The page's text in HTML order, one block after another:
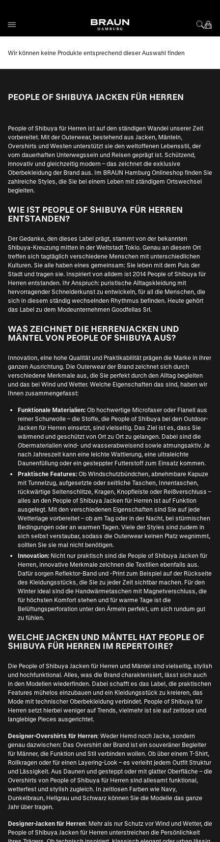
Wir können keine Produkte entsprechend dieser Auswahl finden
PEOPLE OF SHIBUYA JACKEN FÜR HERREN
People of Shibuya für Herren ist auf den ständigen Wandel unserer Zeit
vorbereitet. Mit der Outerwear, bestehend aus Jacken, Mänteln,
Overshirts und Westen unterstützt sie den weltoffenen Lebensstil, der
vom dauerhaften Unterwegssein und Reisen geprägt ist. Schützend,
innovativ und gleichzeitig modern – das zeichnet die exklusive
Oberbekleidung der Brand aus. Im BRAUN Hamburg Onlineshop finden Sie
zahlreiche Styles, die Sie bei einem Leben mit ständigem Ortswechsel
begleiten.
WIE IST PEOPLE OF SHIBUYA FÜR HERREN
ENTSTANDEN?
Der Gedanke, den dieses Label prägt, stammt von der bekannten
Shibuya-Kreuzung mitten in der Weltstadt Tokio. Genau an diesem Ort
treffen sich tagtäglich verschiedene Menschen mit unterschiedlichen
Kulturen. Sie alle haben eines gemeinsam: Sie leben mit dem Puls der
Stadt und tragen sie. Inspiriert von alldem ist 2014 People of Shibuya für
Herren entstanden. Ihr Anspruch: puristische Alltagskleidung mit
hervorragender Schneiderkunst zu entwickeln, für all die Menschen, die
sich in diesem ständig wechselnden Rhythmus befinden. Heute gehört
das Label zu dem Modeunternehmen Goodfellas Srl.
WAS ZEICHNET DIE HERRENJACKEN UND
MÄNTEL VON PEOPLE OF SHIBUYA AUS?
Innovation, eine hohe Qualität und Praktikabilität prägen die Marke in ihrer
ganzen Ausrichtung. Die Outerwear der Brand zeichnet sich durch
verschiedene Merkmale aus, die Sie perfekt durch den Alltag begleiten
und das bei Wind und Wetter. Welche Eigenschaften das sind, haben wir
Ihnen zusammengefasst:
Funktionale Materialien: Ob hochwertige Microfaser oder Flanell aus
reiner Schurwolle – die Stoffe, die People of Shibuya bei den Outdoor-
Jacken für Herren einsetzt, sind vielseitig. Das Ziel ist es, dass Sie
wärmend und geschützt von Ort zu Ort zu gelangen. Dabei sind die
Obermaterialien wind- und wasserabweisend sowie atmungsaktiv. Je
nach Jahreszeit kann eine leichte Wattierung, eine ultraleichte
Daunenfüllung oder ein gesteppter Futterstoff zum Einsatz kommen.
Praktische Features: Ob Windschutzbündchen, abnehmbare Kapuze
mit Tunnelzug, aufgesetzte oder seitliche Taschen, Innentaschen,
rückwärtige Seitenschlitze, Kragen, Knopfleiste oder Reißverschluss –
alles an den People of Shibuya Jacken für Herren ist auf Funktion
ausgelegt. Mit den verschiedenen Eigenschaften sind Sie auf jede
Wetterlage vorbereitet – ob am Tag oder in der Nacht, bei stürmischen
Bedingungen oder an warmen Tagen. Viele der Styles sind zudem in
sich selbst verstaubar, sodass die Outerwear keinen Platz wegnimmt,
sollten Sie sie mal nicht benötigen.
Innovation: Nicht nur praktisch sind die People of Shibuya Jacken für
Herren, innovative Merkmale zeichnen die Textilien ebenfalls aus.
Dafür sorgen Reflektor-Band und -Print zum Beispiel auf der Rückseite
des Kleidungsstücks, die Sie zu jeder Zeit sichtbar machen. Für den
Winter ideal sind die Handwärmetaschen mit Magnetverschluss, die
für höchsten Komfort stehen und für warme Tage ist die
Belüftungsperforation unter den Ärmeln perfekt, um sich rundum gut
zu fühlen.
WELCHE JACKEN UND MÄNTEL HAT PEOPLE OF
SHIBUYA FÜR HERREN IM REPERTOIRE?
Die People of Shibuya Jacken für Herren und Mäntel sind vielseitig, stylish
und hochfunktional. Alles, was die Brand charakterisiert, lässt sich auch
in den Modellen wiederfinden. Dabei schafft es das Label, die praktischen
Features mühelos einzubauen und ein Kleidungsstück zu kreieren, das
Mode mit technischer Oberbekleidung verbindet. People of Shibuya für
Herren setzt hierbei weniger auf Trends, vielmehr ist sie auf zeitlose und
langlebige Pieces ausgerichtet.
Designer-Overshirts für Herren: Weder Hemd noch Jacke, sondern
genau dazwischen: Das Overshirt der Brand ist ein souveräner Begleiter
für Männer, die Funktion und Stil verbinden wollen. Ob über einem T-Shirt,
Rollkragen oder für einen Layering-Look – es verleiht jedem Outfit Struktur
und Lässigkeit. Aus Daunen und gesteppt oder mit glatter Oberfläche – die
Overshirts von People of Shibuya für Herren sind allesamt funktional,
wetterfest und stylish zugleich. In zeitlosen Farben wie Navy,
Dunkelbraun, Hellgrau und Schwarz können Sie die Modelle das ganze
Jahr über tragen.
Designer-Jacken für Herren: Mehr als nur Schutz vor Wind und Wetter, die
People of Shibuya Jacken für Herren unterstreichen die Persönlichkeit